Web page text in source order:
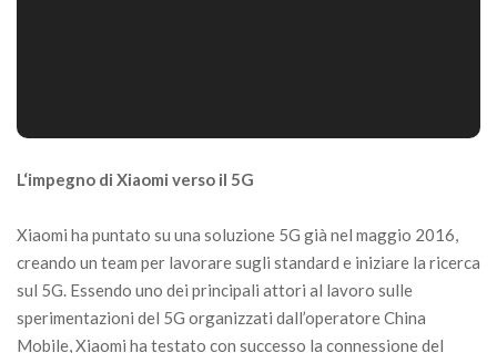
L‘impegno di Xiaomi verso il 5G
Xiaomi ha puntato su una soluzione 5G già nel maggio 2016,
creando un team per lavorare sugli standard e iniziare la ricerca
sul 5G. Essendo uno dei principali attori al lavoro sulle
sperimentazioni del 5G organizzati dall’operatore China
Mobile, Xiaomi ha testato con successo la connessione del